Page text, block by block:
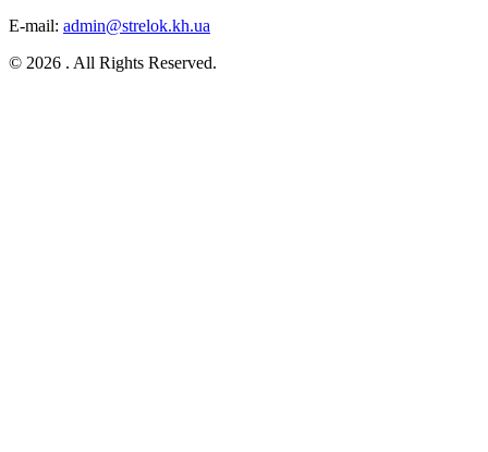
E-mail: admin@strelok.kh.ua
© 2026 . All Rights Reserved.